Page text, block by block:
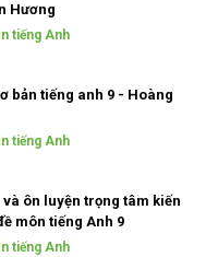
Hương
tiếng Anh
bản tiếng anh 9 - Hoàng
tiếng Anh
ôn luyện trọng tâm kiến
môn tiếng Anh 9
tiếng Anh